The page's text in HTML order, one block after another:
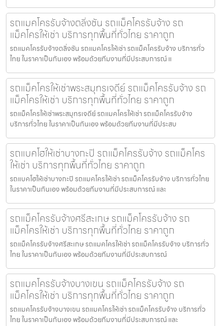
รถแมคโครรับจ้างตลิ่งชัน รถแม็คโครรับจ้าง รถ
แม็คโครให้เช่า บริการทุกพื้นที่ทั่วไทย ราคาถูก
รถแมคโครรับจ้างตลิ่งชัน รถแมคโครให้เช่า รถแม็คโครรับจ้าง บริการทั่ว
ไทย ในราคาเป็นกันเอง พร้อมด้วยทีมงานที่มีประสบการณ์ แ
รถแม็คโครให้เช่าพระสมุทรเจดีย์ รถแม็คโครรับจ้าง รถ
แม็คโครให้เช่า บริการทุกพื้นที่ทั่วไทย ราคาถูก
รถแม็คโครให้เช่าพระสมุทรเจดีย์ รถแมคโครให้เช่า รถแม็คโครรับจ้าง
บริการทั่วไทย ในราคาเป็นกันเอง พร้อมด้วยทีมงานที่มีประสบ
รถแบคโฮให้เช่าบางกะปิ รถแม็คโครรับจ้าง รถแม็คโคร
ให้เช่า บริการทุกพื้นที่ทั่วไทย ราคาถูก
รถแบคโฮให้เช่าบางกะปิ รถแมคโครให้เช่า รถแม็คโครรับจ้าง บริการทั่วไทย
ในราคาเป็นกันเอง พร้อมด้วยทีมงานที่มีประสบการณ์ และ
รถแม็คโครรับจ้างศรีสะเกษ รถแม็คโครรับจ้าง รถ
แม็คโครให้เช่า บริการทุกพื้นที่ทั่วไทย ราคาถูก
รถแม็คโครรับจ้างศรีสะเกษ รถแมคโครให้เช่า รถแม็คโครรับจ้าง บริการทั่ว
ไทย ในราคาเป็นกันเอง พร้อมด้วยทีมงานที่มีประสบการณ์
รถแมคโครรับจ้างบางเขน รถแม็คโครรับจ้าง รถ
แม็คโครให้เช่า บริการทุกพื้นที่ทั่วไทย ราคาถูก
รถแมคโครรับจ้างบางเขน รถแมคโครให้เช่า รถแม็คโครรับจ้าง บริการทั่ว
ไทย ในราคาเป็นกันเอง พร้อมด้วยทีมงานที่มีประสบการณ์ และ